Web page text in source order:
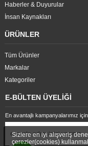
Haberler & Duyurular
İnsan Kaynakları
ÜRÜNLER
Tüm Ürünler
Markalar
Kategoriler
E-BÜLTEN ÜYELİĞİ
En avantajlı kampanyalarımız
Sizlere en iyi alışveriş
çerezler(cookies)